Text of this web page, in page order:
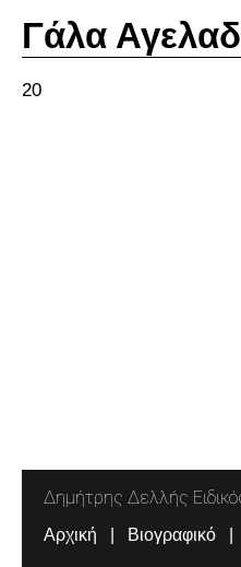
Γάλα
20
Δημήτρης Δελλής
Αρχική Βιογραφικό